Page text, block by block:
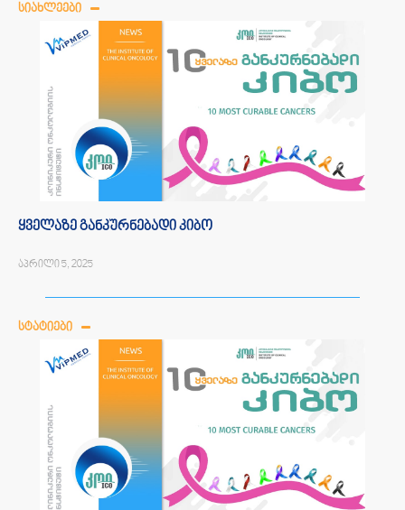
ᲡᲘᲐᲮᲚᲔᲔᲑᲘ
ყველაზე განკურნებადი კიბო
აპრილი 5, 2025
ᲡᲢᲐᲢᲘᲔᲑᲘ